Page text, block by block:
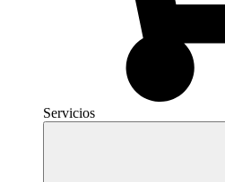
Servicios